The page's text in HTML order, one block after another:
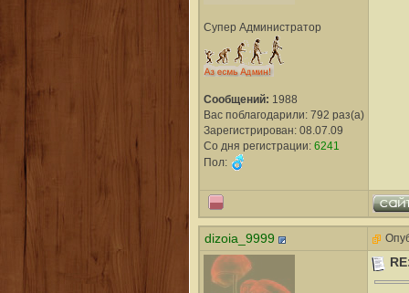
Супер Администратор
Сообщений: 1988
Вас поблагодарили: 792 раз(а)
Зарегистрирован: 08.07.09
Со дня регистрации: 6241
Пол:
dizoia_9999